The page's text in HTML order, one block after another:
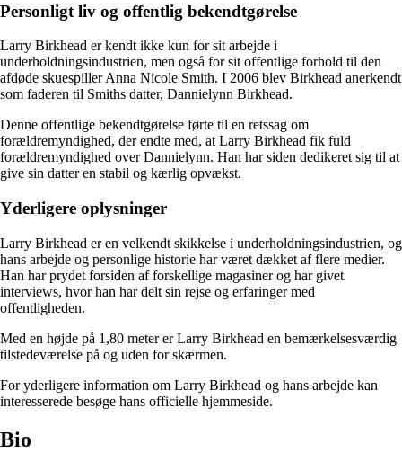
Personligt liv og offentlig bekendtgørelse
Larry Birkhead er kendt ikke kun for sit arbejde i
underholdningsindustrien, men også for sit offentlige forhold til den
afdøde skuespiller Anna Nicole Smith. I 2006 blev Birkhead anerkendt
som faderen til Smiths datter, Dannielynn Birkhead.
Denne offentlige bekendtgørelse førte til en retssag om
forældremyndighed, der endte med, at Larry Birkhead fik fuld
forældremyndighed over Dannielynn. Han har siden dedikeret sig til at
give sin datter en stabil og kærlig opvækst.
Yderligere oplysninger
Larry Birkhead er en velkendt skikkelse i underholdningsindustrien, og
hans arbejde og personlige historie har været dækket af flere medier.
Han har prydet forsiden af forskellige magasiner og har givet
interviews, hvor han har delt sin rejse og erfaringer med
offentligheden.
Med en højde på 1,80 meter er Larry Birkhead en bemærkelsesværdig
tilstedeværelse på og uden for skærmen.
For yderligere information om Larry Birkhead og hans arbejde kan
interesserede besøge hans officielle hjemmeside.
Bio